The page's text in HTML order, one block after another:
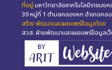
ที่อยู่ มหาวิทยาลัยเทคโนโลยีราชมง
39 หมู่ที่ 1 ตำบลคลองหก อำเภอคล
สร้าง พัฒนาและเผยแพร่ข้อมูลโดย
สวส. ฝ่ายพัฒนาและเผยแพร่ข้อมูลเ